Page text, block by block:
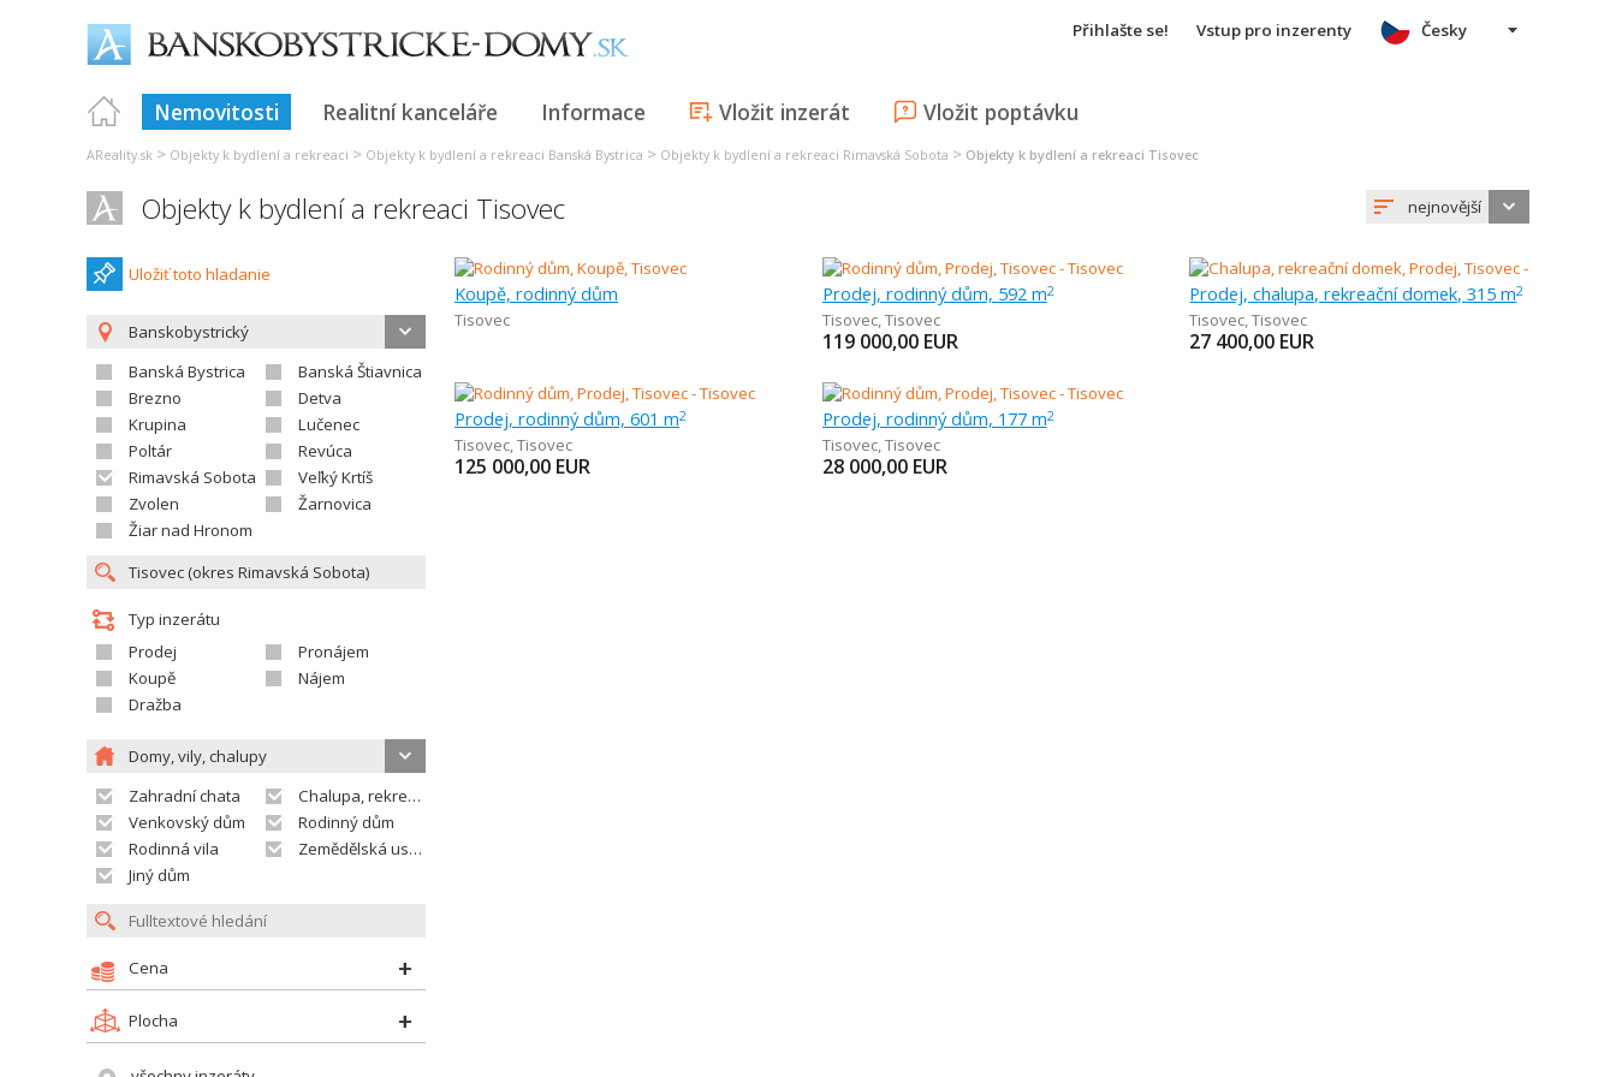
Přihlašte se! Vstup pro inzerenty
Nemovitosti Realitní kanceláře Informace Vložit inzerát Vložit poptávku
Česky
AReality.sk > Objekty k bydlení a rekreaci > Objekty k bydlení a rekreaci Banská Bystrica > Objekty k bydlení a rekreaci Rimavská Sobota > Objekty k bydlení a rekreaci Tisovec
Objekty k bydlení a rekreaci Tisovec nejnovější
Uložiť toto hladanie
Banskobystrický
Banská Bystrica
Banská Štiavnica
Brezno
Detva
Krupina
Lučenec
Poltár
Revúca
Rimavská Sobota
Veľký Krtíš
Zvolen
Žarnovica
Žiar nad Hronom
Typ inzerátu
Prodej
Pronájem
Koupě
Nájem
Dražba
Domy, vily, chalupy
Zahradní chata
Chalupa, rekreační domek
Venkovský dům
Rodinný dům
Rodinná vila
Zemědělská usedlost
Jiný dům
Cena
Plocha
Koupě, rodinný dům
Tisovec
Prodej, rodinný dům, 592 m2
Tisovec,Tisovec
119 000,00 EUR
Prodej, chalupa, rekreační domek, 315 m2
Tisovec,Tisovec
27 400,00 EUR
Prodej, rodinný dům, 601 m2
Tisovec,Tisovec
125 000,00 EUR
Prodej, rodinný dům, 177 m2
Tisovec,Tisovec
28 000,00 EUR